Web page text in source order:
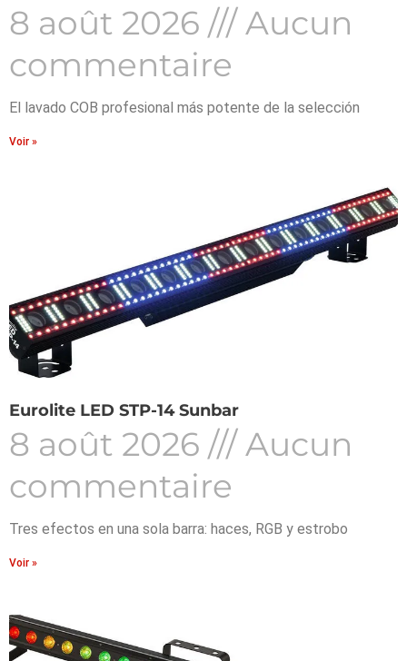
8 août 2026
Aucun
commentaire
El lavado COB profesional más potente de la selección
Voir »
Eurolite LED STP-14 Sunbar
8 août 2026
Aucun
commentaire
Tres efectos en una sola barra: haces, RGB y estrobo
Voir »